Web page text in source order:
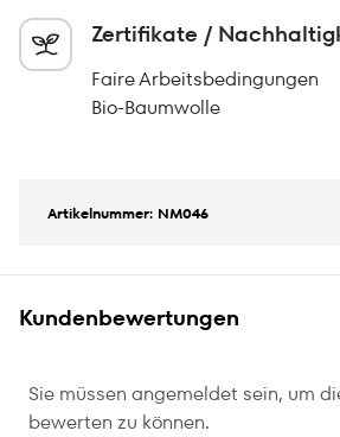
Zertifikate /
Faire Arbeitsbedingungen
Bio-Baumwolle
Artikelnummer: NM046
Kundenbewertungen
Sie müssen angemeldet sein, um
bewerten zu können.